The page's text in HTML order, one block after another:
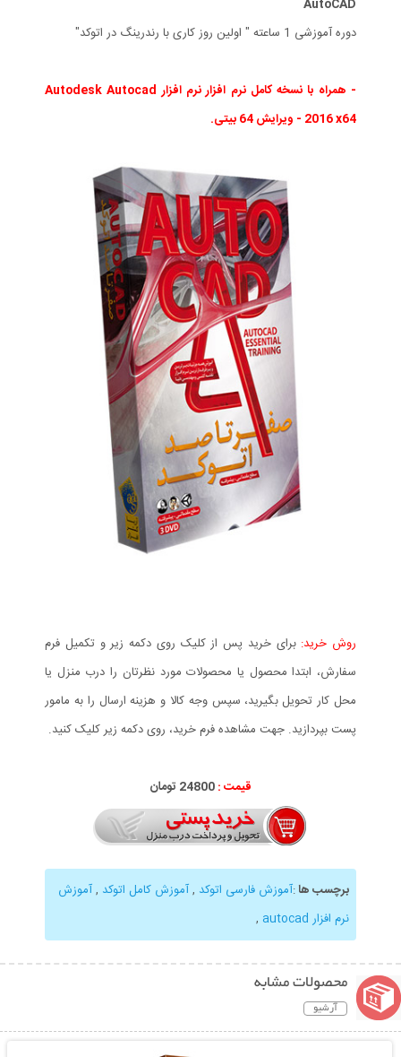
AutoCAD
دوره آموزشی 1 ساعته " اولین روز کاری با رندرینگ در اتوکد"
- همراه با نسخه کامل نرم افزار نرم افزار Autodesk Autocad
2016 x64 - ویرایش 64 بیتی.
روش خرید: برای خرید پس از کلیک روی دکمه زیر و تکمیل فرم
سفارش، ابتدا محصول یا محصولات مورد نظرتان را درب منزل یا
محل کار تحویل بگیرید، سپس وجه کالا و هزینه ارسال را به مامور
پست بپردازید. جهت مشاهده فرم خرید، روی دکمه زیر کلیک کنید.
قیمت :24800 تومان
برچسب ها:آموزش فارسی اتوکد ,آموزش کامل اتوکد ,آموزش
نرم افزار autocad
,
محصولات مشابه
آرشیو